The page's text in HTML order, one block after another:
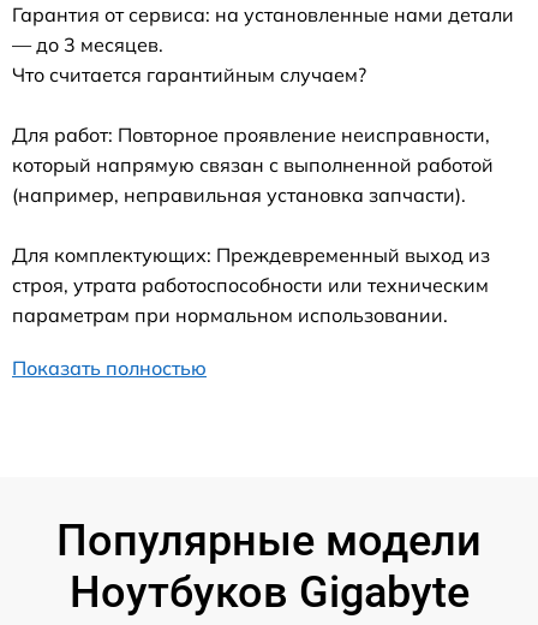
Гарантия от сервиса: на установленные нами детали
— до 3 месяцев.
Что считается гарантийным случаем?
Для работ: Повторное проявление неисправности,
который напрямую связан с выполненной работой
(например, неправильная установка запчасти).
Для комплектующих: Преждевременный выход из
строя, утрата работоспособности или техническим
параметрам при нормальном использовании.
Показать полностью
Популярные модели
Ноутбуков Gigabyte